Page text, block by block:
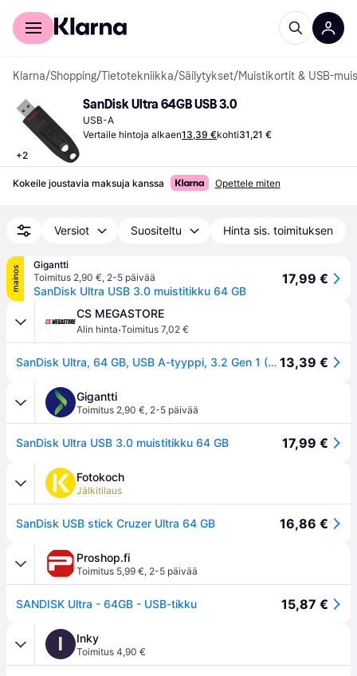
Kuluttajille
Klarna/Shopping/Tietotekniikka/Säilytykset/Muistikortit & USB-
+2
SanDisk Ultra 64GB USB 3.0
USB-A
Vertaile hintoja alkaen13,39 €kohti31,21 €
Kokeile joustavia maksuja kanssa Opettele miten
Versiot Suositeltu Hinta sis. toimituksen
mainos
Gigantti
Toimitus 2,90 €, 2-5 päivää
SanDisk Ultra USB 3.0 muistitikku 64 GB
17,99 €
CS MEGASTORE
Alin hinta·Toimitus 7,02 €
SanDisk Ultra, 64 GB, USB A-tyyppi, 3.2 Gen 1 (3.1 Gen 1), 100 MB/s, Liuku, Musta 13,39 €
Gigantti
Toimitus 2,90 €, 2-5 päivää
SanDisk Ultra USB 3.0 muistitikku 64 GB 17,99 €
Fotokoch
Jälkitilaus
SanDisk USB stick Cruzer Ultra 64 GB 16,86 €
Proshop.fi
Toimitus 5,99 €, 2-5 päivää
SANDISK Ultra - 64GB - USB-tikku 15,87 €
I Inky
Toimitus 4,90 €